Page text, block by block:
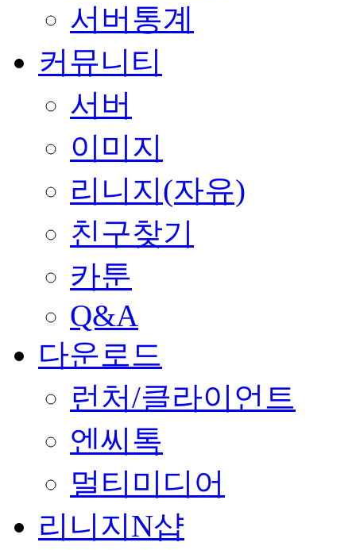
서버통계
커뮤니티
서버
이미지
리니지(자유)
친구찾기
카툰
Q&A
다운로드
런처/클라이언트
엔씨톡
멀티미디어
리니지N샵